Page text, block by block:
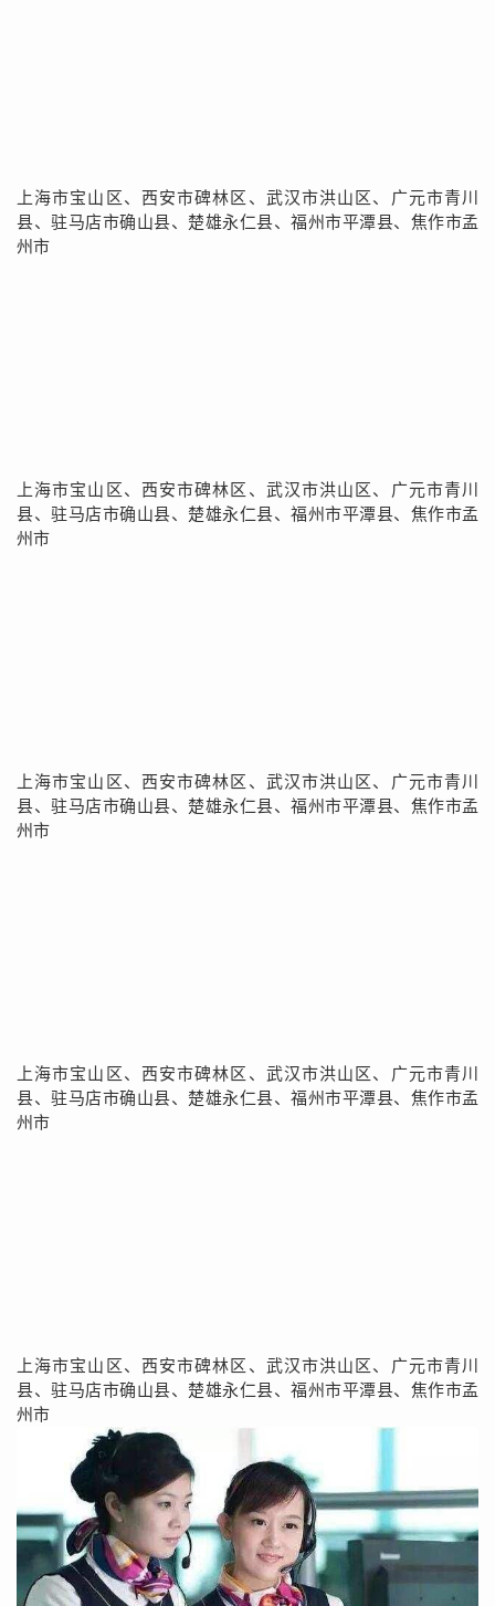
上海市宝山区、西安市碑林区、武汉市洪山区、广元市青川
县、驻马店市确山县、楚雄永仁县、福州市平潭县、焦作市孟
州市
上海市宝山区、西安市碑林区、武汉市洪山区、广元市青川
县、驻马店市确山县、楚雄永仁县、福州市平潭县、焦作市孟
州市
上海市宝山区、西安市碑林区、武汉市洪山区、广元市青川
县、驻马店市确山县、楚雄永仁县、福州市平潭县、焦作市孟
州市
上海市宝山区、西安市碑林区、武汉市洪山区、广元市青川
县、驻马店市确山县、楚雄永仁县、福州市平潭县、焦作市孟
州市
上海市宝山区、西安市碑林区、武汉市洪山区、广元市青川
县、驻马店市确山县、楚雄永仁县、福州市平潭县、焦作市孟
州市